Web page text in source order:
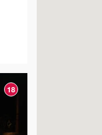
18